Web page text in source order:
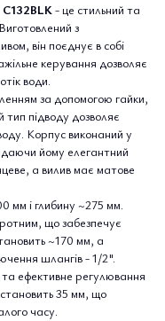
- це стильний та
з
він поєднує в собі
керування дозволяє
води.
за допомогою гайки,
тип підводу дозволяє
Корпус виконаний у
йому елегантний
а вилив має матове
мм і глибину ~275 мм.
що забезпечує
~170 мм, а
шлангів - 1/2".
ефективне регулювання
35 мм, що
часу.